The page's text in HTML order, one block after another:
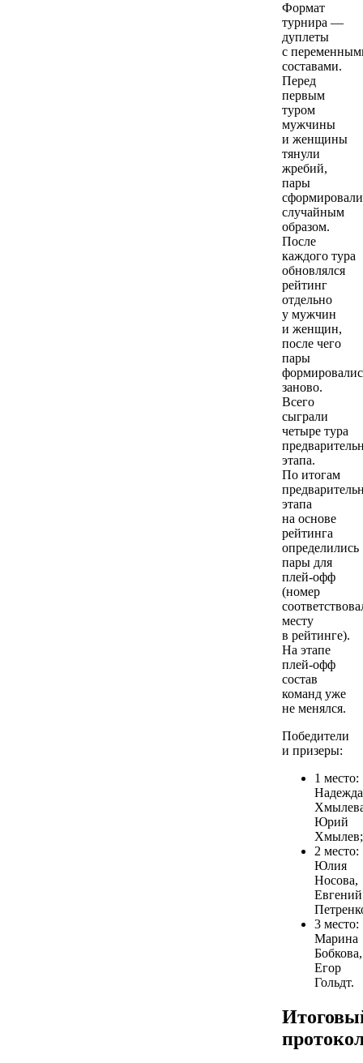
Формат
турнира —
дуплеты
с
составами.
Перед
первым
туром
мужчины
и женщины
тянули
жребий,
пары
случайным
образом.
После
каждого тура
обновлялся
рейтинг
отдельно
у мужчин
и женщин,
после чего
пары
заново.
Всего
сыграли
четыре тура
этапа.
По итогам
этапа
на основе
рейтинга
определились
пары для
плей-офф
(номер
месту
в рейтинге).
На этапе
плей-офф
состав
команд уже
не менялся.
Победители
и призеры:
1 место:
Надежда
Юрий
Хмылев;
2 место:
Юлия
Носова,
Евгений
3 место:
Марина
Бобкова,
Егор
Гольдт.